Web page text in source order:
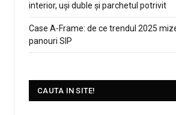
interior, uși duble și parchetul potrivit
Case A‑Frame: de ce trendul 2025
panouri SIP
CAUTA IN SITE!